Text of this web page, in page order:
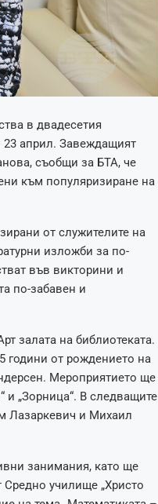
в двадесетия
23 април. Завеждащият
съобщи за БТА, че
към популяризиране на
от служителите на
изложби за по-
във викторини и
по-забавен и
залата на библиотеката.
години от рождението на
Мероприятието ще
и „Зорница“. В следващите
Лазаркевич и Михаил
занимания, като ще
Средно училище „Христо